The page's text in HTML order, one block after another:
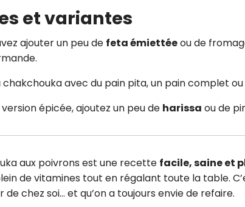
et variantes
ajouter un peu de feta émiettéeou de
chakchouka avec du pain pita, un pain complet
version épicée, ajoutez un peu de harissa ou de
aux poivrons est une recette facile, saine et
de vitamines tout en régalant toute la table.
de chez soi… et qu’on a toujours envie de refaire.